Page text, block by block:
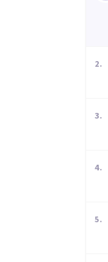
2.
3.
4.
5.